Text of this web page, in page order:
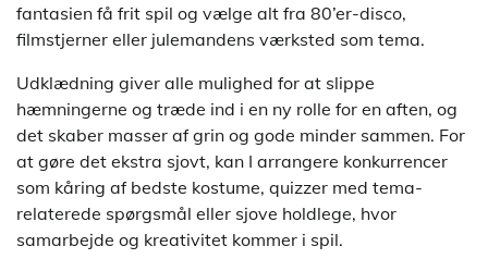
fantasien få frit spil og vælge alt fra 80’er-disco,
filmstjerner eller julemandens værksted som tema.
Udklædning giver alle mulighed for at slippe
hæmningerne og træde ind i en ny rolle for en aften, og
det skaber masser af grin og gode minder sammen. For
at gøre det ekstra sjovt, kan I arrangere konkurrencer
som kåring af bedste kostume, quizzer med tema-
relaterede spørgsmål eller sjove holdlege, hvor
samarbejde og kreativitet kommer i spil.